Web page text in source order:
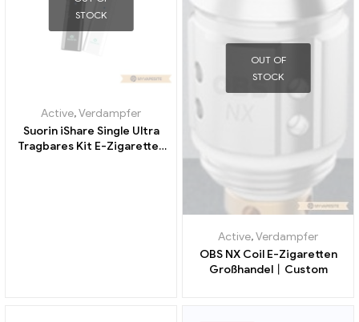
STOCK
Active,Verdampfer
Suorin iShare Single Ultra
Tragbares Kit E-Zigaretten
OUT OF
STOCK
Active,Verdampfer
OBS NX Coil E-Zigaretten
Großhandel丨Custom